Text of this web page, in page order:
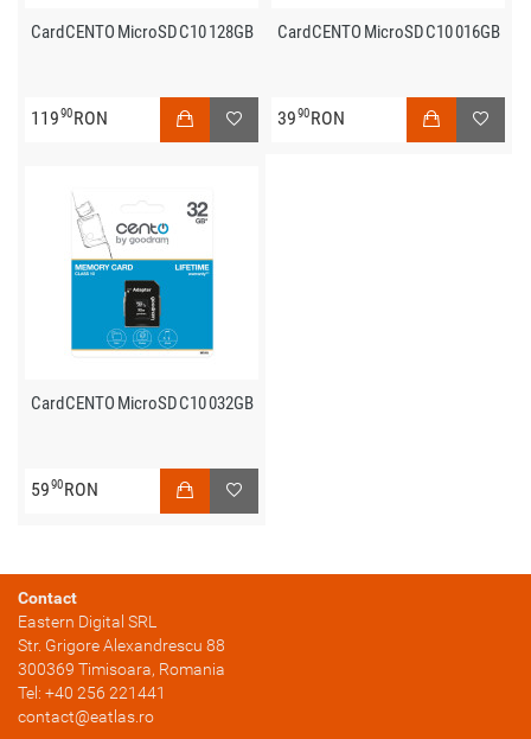
Card CENTO MicroSD C10 128GB
11990RON
Card CENTO MicroSD C10 016GB
3990RON
Card CENTO MicroSD C10 032GB
5990RON
Contact
Eastern Digital SRL
Str. Grigore Alexandrescu 88
300369 Timisoara, Romania
Tel: +40 256 221441
contact@eatlas.ro